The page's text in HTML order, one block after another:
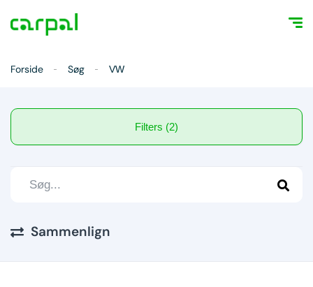
Forside Søg VW
Filters (2)
Sammenlign